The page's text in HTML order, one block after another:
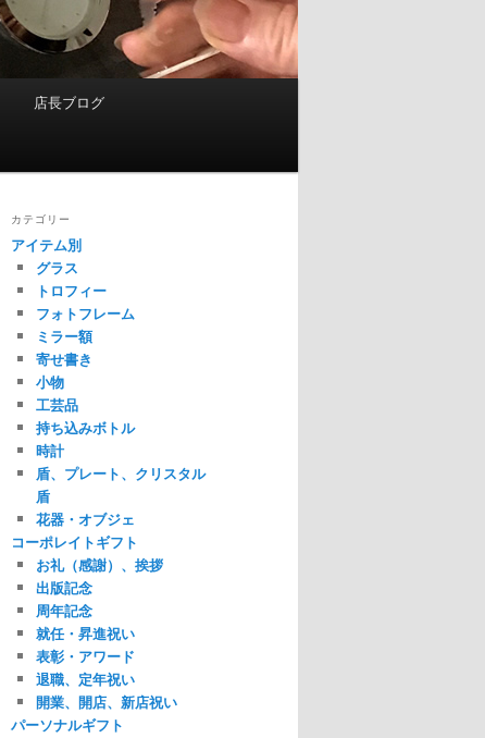
店長ブログ
カテゴリー
アイテム別
グラス
トロフィー
フォトフレーム
ミラー額
寄せ書き
小物
工芸品
持ち込みボトル
時計
盾、プレート、クリスタル
盾
花器・オブジェ
コーポレイトギフト
お礼（感謝）、挨拶
出版記念
周年記念
就任・昇進祝い
表彰・アワード
退職、定年祝い
開業、開店、新店祝い
パーソナルギフト